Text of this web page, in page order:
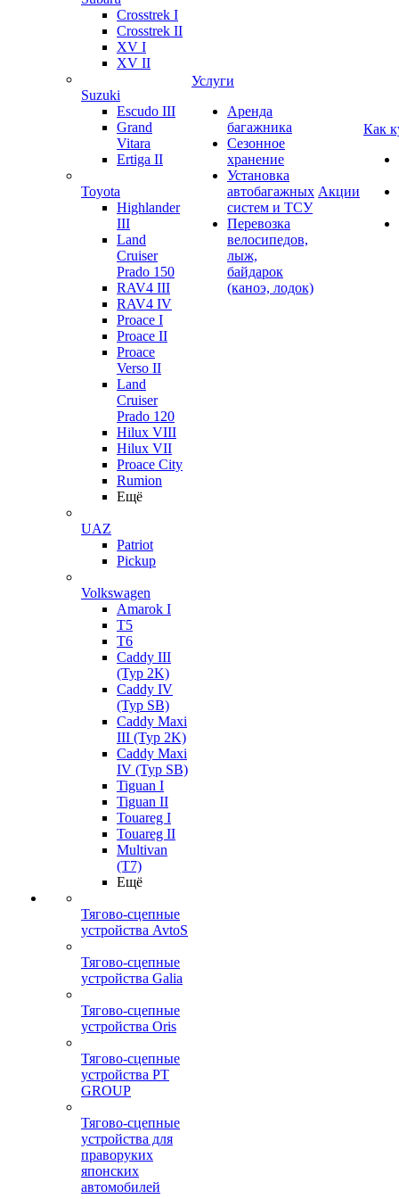
Crosstrek I
Crosstrek II
XV I
XV II
Suzuki
Escudo III
Grand
Vitara
Ertiga II
Toyota
Highlander
III
Land
Cruiser
Prado 150
RAV4 III
RAV4 IV
Proace I
Proace II
Proace
Verso II
Land
Cruiser
Prado 120
Hilux VIII
Hilux VII
Proace City
Rumion
Ещё
UAZ
Patriot
Pickup
Volkswagen
Amarok I
T5
T6
Caddy III
(Typ 2K)
Caddy IV
(Typ SB)
Caddy Maxi
III (Typ 2K)
Caddy Maxi
IV (Typ SB)
Tiguan I
Tiguan II
Touareg I
Touareg II
Multivan
(T7)
Ещё
Тягово-сцепные
устройства AvtoS
Тягово-сцепные
устройства Galia
Тягово-сцепные
устройства Oris
Тягово-сцепные
устройства PT
GROUP
Тягово-сцепные
устройства для
праворуких
японских
автомобилей
Услуги
Аренда
багажника
Сезонное
хранение
Установка
автобагажных
систем и ТСУ
Перевозка
велосипедов,
лыж,
байдарок
(каноэ, лодок)
Акции
Как